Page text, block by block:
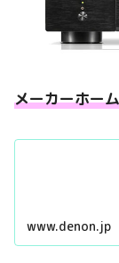
メーカーホー
www.denon.jp